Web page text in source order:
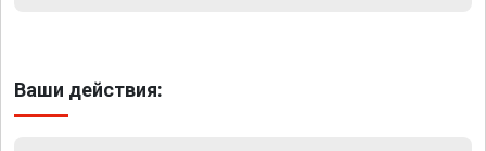
Ваши действия: